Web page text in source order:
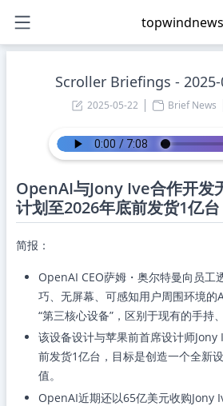
topwindnews
Scroller Briefings - 2025-05-22
2025-05-22 Brief News
OpenAI与Jony Ive合作开发
计划至2026年底前发货1亿台
简报：
OpenAI CEO萨姆・奥尔特曼向员工
巧、无屏幕、可感知用户周围环境的
“第三核心设备”，区别于现有的手持
该设备设计与苹果前首席设计师
前发货1亿台，目标是创造一个全新
值。
OpenAI近期还以65亿美元收购Jony